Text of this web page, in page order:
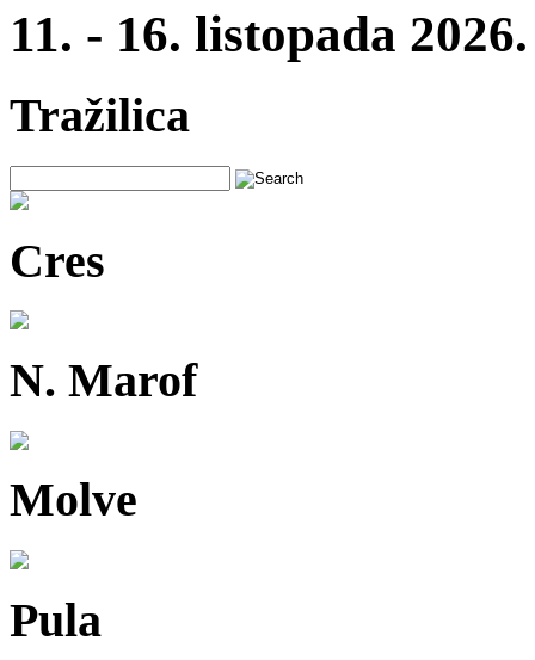
11. - 16. listopada 2026.
Tražilica
Cres
N. Marof
Molve
Pula